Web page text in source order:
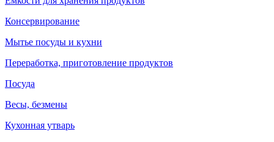
Консервирование
Мытье посуды и кухни
Переработка, приготовление продуктов
Посуда
Весы, безмены
Кухонная утварь